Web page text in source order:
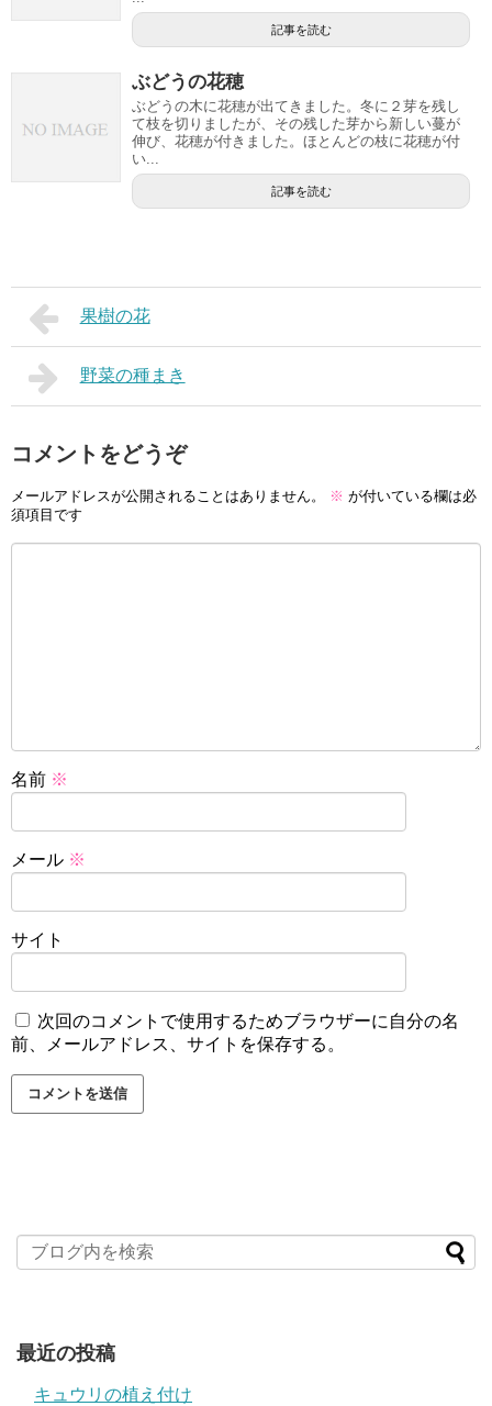
記事を読む
ぶどうの花穂
ぶどうの木に花穂が出てきました。冬に２芽を残し
て枝を切りましたが、その残した芽から新しい蔓が
伸び、花穂が付きました。ほとんどの枝に花穂が付
い...
記事を読む
果樹の花
野菜の種まき
コメントをどうぞ
メールアドレスが公開されることはありません。 ※ が付いている欄は必
須項目です
名前 ※
メール ※
サイト
次回のコメントで使用するためブラウザーに自分の名
前、メールアドレス、サイトを保存する。
最近の投稿
キュウリの植え付け